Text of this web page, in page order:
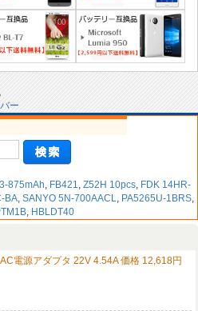
ー
875mAh, FB421, Z52H 10pcs, FDK 14HR-
BA, SANYO 5N-700AACL, PA5265U-1BRS,
, HBLDT40
電源アダプタ 22V 4.54A 価格 12,618円